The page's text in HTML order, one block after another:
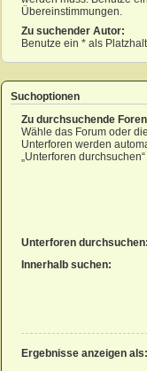
Übereinstimmungen.
Zu suchender Autor:
Benutze ein * als
Suchoptionen
Zu durchsuchende
Wähle das Forum oder
Unterforen werden
„Unterforen
Unterforen durchsuchen:
Innerhalb suchen:
Ergebnisse anzeigen als: